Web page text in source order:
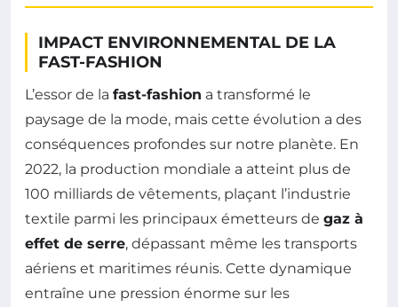
IMPACT ENVIRONNEMENTAL DE LA
FAST-FASHION
L’essor de la fast-fashion a transformé le
paysage de la mode, mais cette évolution a des
conséquences profondes sur notre planète. En
2022, la production mondiale a atteint plus de
100 milliards de vêtements, plaçant l’industrie
textile parmi les principaux émetteurs de gaz à
effet de serre, dépassant même les transports
aériens et maritimes réunis. Cette dynamique
entraîne une pression énorme sur les